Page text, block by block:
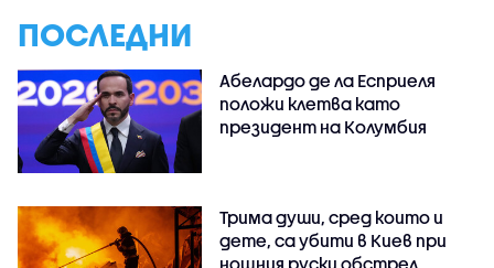
ПОСЛЕДНИ
Абелардо де ла Есприеля
положи клетва като
президент на Колумбия
Трима души, сред които и
дете, са убити в Киев при
нощния руски обстрел